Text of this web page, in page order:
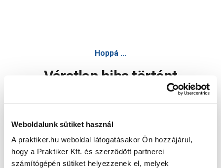
Weboldalunk sütiket használ
A praktiker.hu weboldal látogatásakor Ön hozzájárul,
hogy a Praktiker Kft. és szerződött partnerei
számítógépén sütiket helyezzenek el, melyek
Hoppá ...
Váratlan hiba történt
Oldal újratöltése